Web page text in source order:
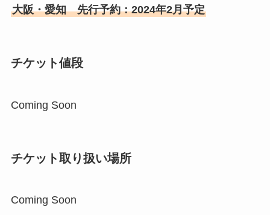
大阪・愛知 先行予約：2024年2月予定
チケット値段
Coming Soon
チケット取り扱い場所
Coming Soon